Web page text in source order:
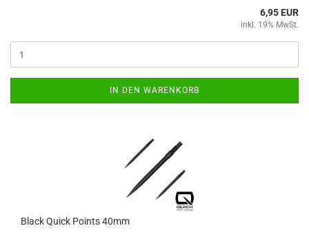
6,95 EUR
inkl. 19% MwSt.
IN DEN WARENKORB
Black Quick Points 40mm